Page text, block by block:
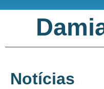
Notícias